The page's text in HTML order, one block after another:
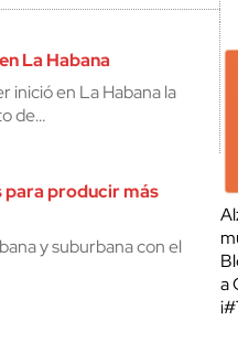
La Habana
inició en La Habana la
de…
producir más
y suburbana con el
a